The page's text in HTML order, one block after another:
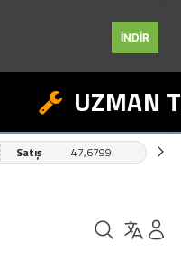
İNDİR
UZMAN
Satış 47,6799